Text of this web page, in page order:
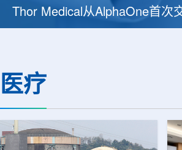
Thor Medical从AlphaOne首次
医疗